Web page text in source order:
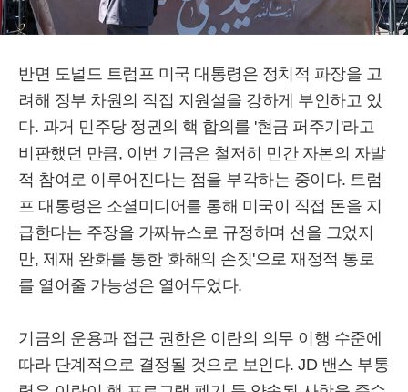
반면 도널드 트럼프 미국 대통령은 정치적 파장을 고
려해 정부 차원의 직접 지원설을 강하게 부인하고 있
다. 과거 민주당 정권의 핵 합의를 '현금 퍼주기'라고
비판했던 만큼, 이번 기금은 철저히 민간 자본의 자발
적 참여로 이루어진다는 점을 부각하는 중이다. 트럼
프 대통령은 소셜미디어를 통해 미국이 직접 돈을 지
급한다는 주장을 가짜뉴스로 규정하며 선을 그었지
만, 제재 완화를 통한 '화해의 손짓'으로 재정적 통로
를 열어줄 가능성은 열어두었다.
기금의 운용과 접근 권한은 이란의 의무 이행 수준에
따라 단계적으로 결정될 것으로 보인다. JD 밴스 부통